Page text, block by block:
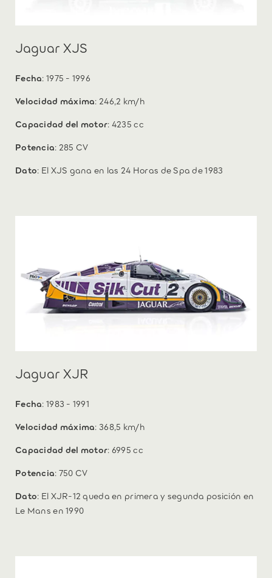
Jaguar XJS
Fecha: 1975 - 1996
Velocidad máxima: 246,2 km/h
Capacidad del motor: 4235 cc
Potencia: 285 CV
Dato: El XJS gana en las 24 Horas de Spa de 1983
Jaguar XJR
Fecha: 1983 - 1991
Velocidad máxima: 368,5 km/h
Capacidad del motor: 6995 cc
Potencia: 750 CV
Dato: El XJR-12 queda en primera y segunda posición en
Le Mans en 1990